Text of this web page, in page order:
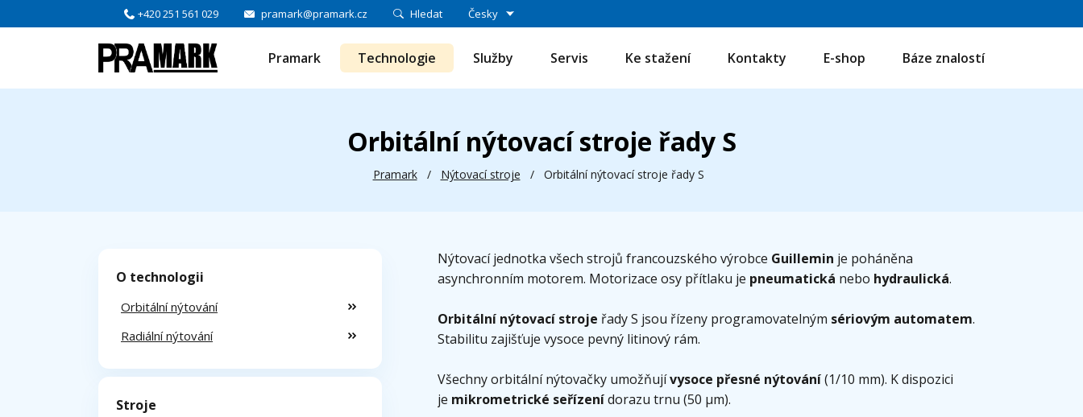
+420 251 561 029 pramark@pramark.cz Hledat Česky
Pramark Technologie Služby Servis Ke stažení Kontakty E-shop Báze znalostí
Orbitální nýtovací stroje řady S
Pramark / Nýtovací stroje / Orbitální nýtovací stroje řady S
O technologii
Orbitální nýtování
Radiální nýtování
Stroje
Nýtovací jednotka všech strojů francouzského výrobce Guillemin je poháněna
asynchronním motorem. Motorizace osy přítlaku je pneumatická nebo hydraulická.
Orbitální nýtovací stroje řady S jsou řízeny programovatelným sériovým automatem.
Stabilitu zajišťuje vysoce pevný litinový rám.
Všechny orbitální nýtovačky umožňujívysoce přesné nýtování(1/10 mm). K dispozici
je mikrometrické seřízenídorazu trnu (50 µm).